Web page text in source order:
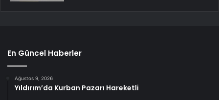
En Güncel Haberler
Ağustos 9, 2026
Yıldırım’da Kurban Pazarı Hareketli